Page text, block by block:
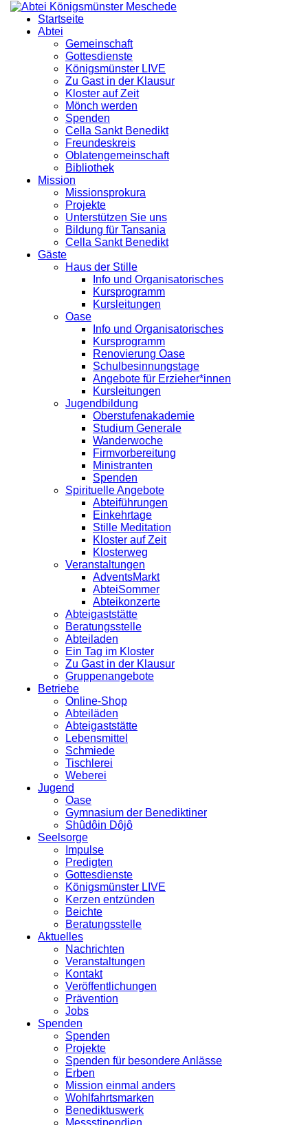
Startseite
Abtei
Gemeinschaft
Gottesdienste
Königsmünster LIVE
Zu Gast in der Klausur
Kloster auf Zeit
Mönch werden
Spenden
Cella Sankt Benedikt
Freundeskreis
Oblatengemeinschaft
Bibliothek
Mission
Missionsprokura
Projekte
Unterstützen Sie uns
Bildung für Tansania
Cella Sankt Benedikt
Gäste
Haus der Stille
Info und Organisatorisches
Kursprogramm
Kursleitungen
Oase
Info und Organisatorisches
Kursprogramm
Renovierung Oase
Schulbesinnungstage
Angebote für Erzieher*innen
Kursleitungen
Jugendbildung
Oberstufenakademie
Studium Generale
Wanderwoche
Firmvorbereitung
Ministranten
Spenden
Spirituelle Angebote
Abteiführungen
Einkehrtage
Stille Meditation
Kloster auf Zeit
Klosterweg
Veranstaltungen
AdventsMarkt
AbteiSommer
Abteikonzerte
Abteigaststätte
Beratungsstelle
Abteiladen
Ein Tag im Kloster
Zu Gast in der Klausur
Gruppenangebote
Betriebe
Online-Shop
Abteiläden
Abteigaststätte
Lebensmittel
Schmiede
Tischlerei
Weberei
Jugend
Oase
Gymnasium der Benediktiner
Shûdôin Dôjô
Seelsorge
Impulse
Predigten
Gottesdienste
Königsmünster LIVE
Kerzen entzünden
Beichte
Beratungsstelle
Aktuelles
Nachrichten
Veranstaltungen
Kontakt
Veröffentlichungen
Prävention
Jobs
Spenden
Spenden
Projekte
Spenden für besondere Anlässe
Erben
Mission einmal anders
Wohlfahrtsmarken
Benediktuswerk
Messstipendien